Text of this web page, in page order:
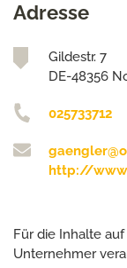
Adresse
Gildestr. 7
DE-48356
025733712
http://
Für die Inhalte
Unternehmer